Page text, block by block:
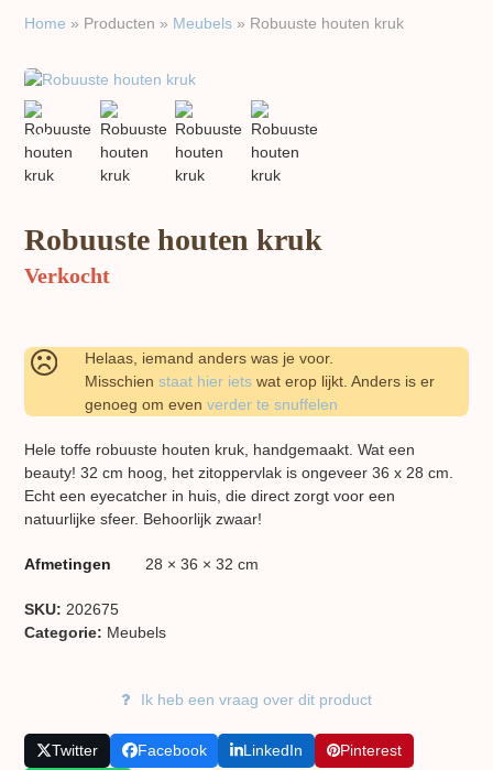
Home » Producten » Meubels » Robuuste houten kruk
previous
slide
next
slide
Robuuste houten kruk
Verkocht
Helaas, iemand anders was je voor.
Misschienstaat hier iets wat erop lijkt. Anders is er
genoeg om evenverder te snuffelen
Hele toffe robuuste houten kruk, handgemaakt. Wat een
beauty! 32 cm hoog, het zitoppervlak is ongeveer 36 x 28 cm.
Echt een eyecatcher in huis, die direct zorgt voor een
natuurlijke sfeer. Behoorlijk zwaar!
Afmetingen 28 × 36 × 32 cm
SKU: 202675
Categorie: Meubels
Ik heb een vraag over dit product
Twitter Facebook LinkedIn
Pinterest